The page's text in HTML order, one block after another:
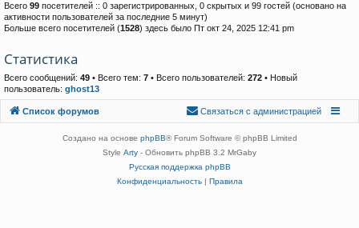
Всего 99 посетителей :: 0 зарегистрированных, 0 скрытых и 99 гостей (основано на
активности пользователей за последние 5 минут)
Больше всего посетителей (1528) здесь было Пт окт 24, 2025 12:41 pm
Статистика
Всего сообщений: 49 • Всего тем: 7 • Всего пользователей: 272 • Новый
пользователь: ghost13
Список форумов
Связаться с
Связаться с администрацией
Создано на основе phpBB® Forum Software © phpBB Limited
Style Arty - Обновить phpBB 3.2 MrGaby
Русская поддержка phpBB
Конфиденциальность| Правила